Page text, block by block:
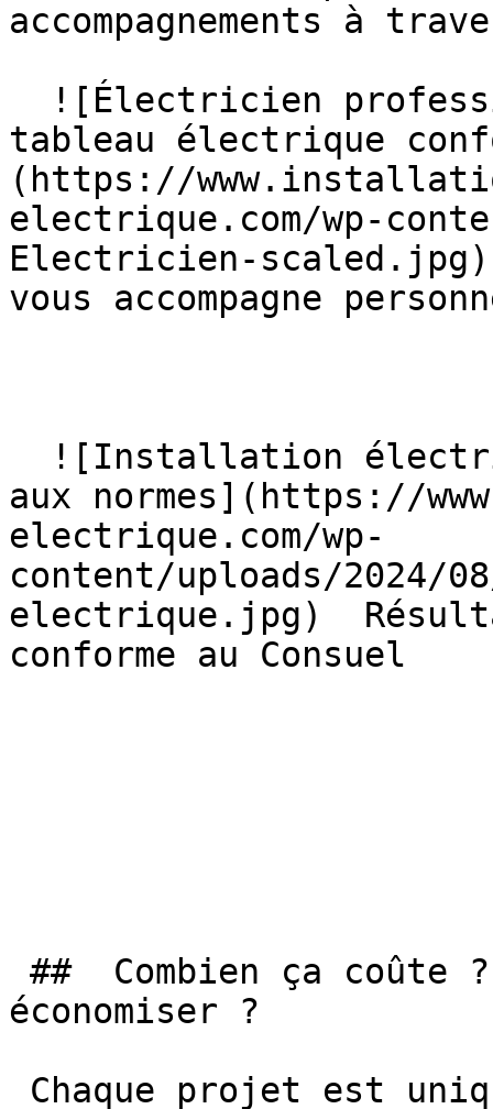
accompagnements à
tableau électrique
(https://
electrique.com/wp-
Electricien-
vous accompagne
aux normes](https://
electrique.com/wp-
content/uploads/
electrique.jpg)
conforme au Consuel
économiser ?